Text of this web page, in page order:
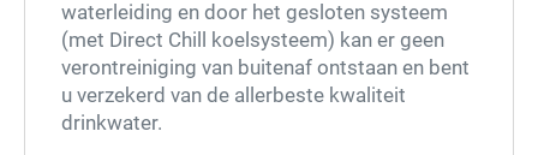
waterleiding en door het gesloten systeem
(met Direct Chill koelsysteem) kan er geen
verontreiniging van buitenaf ontstaan en bent
u verzekerd van de allerbeste kwaliteit
drinkwater.